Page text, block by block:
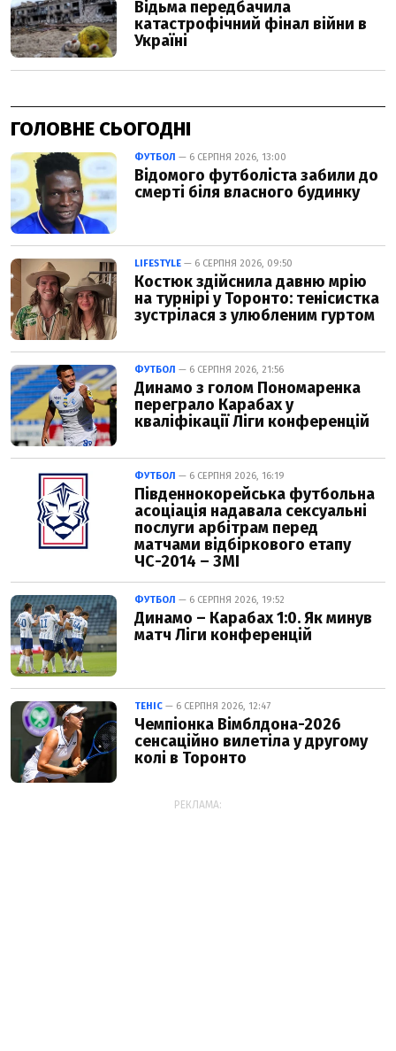
ГОЛОВНЕ СЬОГОДНІ
ФУТБОЛ — 6 СЕРПНЯ 2026, 13:00
Відомого футболіста забили до
смерті біля власного будинку
LIFESTYLE — 6 СЕРПНЯ 2026, 09:50
Костюк здійснила давню мрію
на турнірі у Торонто: тенісистка
зустрілася з улюбленим гуртом
ФУТБОЛ — 6 СЕРПНЯ 2026, 21:56
Динамо з голом Пономаренка
переграло Карабах у
кваліфікації Ліги конференцій
ФУТБОЛ — 6 СЕРПНЯ 2026, 16:19
Південнокорейська футбольна
асоціація надавала сексуальні
послуги арбітрам перед
матчами відбіркового етапу
ЧС-2014 – ЗМІ
ФУТБОЛ — 6 СЕРПНЯ 2026, 19:52
Динамо – Карабах 1:0. Як минув
матч Ліги конференцій
ТЕНІС — 6 СЕРПНЯ 2026, 12:47
Чемпіонка Вімблдона-2026
сенсаційно вилетіла у другому
колі в Торонто
РЕКЛАМА: